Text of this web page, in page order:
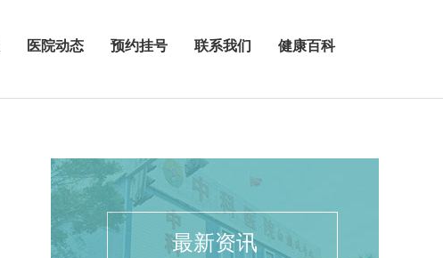
医院动态 预约挂号 联系我们 健康百科
最新资讯